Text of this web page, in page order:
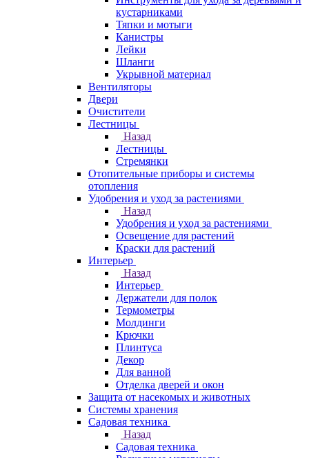
кустарниками
Тяпки и мотыги
Канистры
Лейки
Шланги
Укрывной материал
Вентиляторы
Двери
Очистители
Лестницы
Назад
Лестницы
Стремянки
Отопительные приборы и системы
отопления
Удобрения и уход за растениями
Назад
Удобрения и уход за растениями
Освещение для растений
Краски для растений
Интерьер
Назад
Интерьер
Держатели для полок
Термометры
Молдинги
Крючки
Плинтуса
Декор
Для ванной
Отделка дверей и окон
Защита от насекомых и животных
Системы хранения
Садовая техника
Назад
Садовая техника